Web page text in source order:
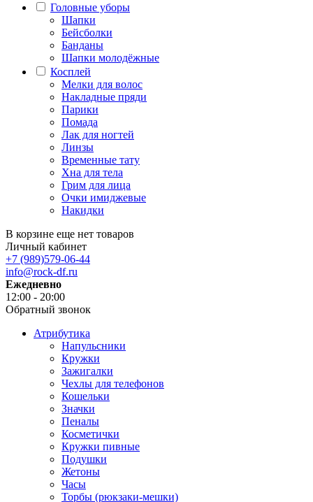
Головные уборы
Шапки
Бейсболки
Банданы
Шапки молодёжные
Косплей
Мелки для волос
Накладные пряди
Парики
Помада
Лак для ногтей
Линзы
Временные тату
Хна для тела
Грим для лица
Очки имиджевые
Накидки
В корзине еще нет товаров
Личный кабинет
+7 (989)579-06-44
info@rock-df.ru
Ежедневно
12:00 - 20:00
Обратный звонок
Атрибутика
Напульсники
Кружки
Зажигалки
Чехлы для телефонов
Кошельки
Значки
Пеналы
Косметички
Кружки пивные
Подушки
Жетоны
Часы
Торбы (рюкзаки-мешки)